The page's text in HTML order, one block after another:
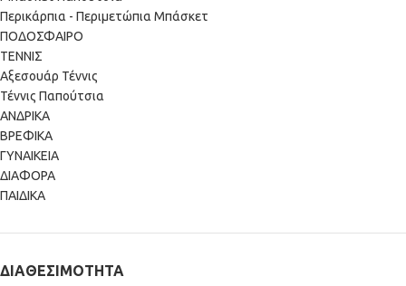
Περικάρπια - Περιμετώπια Μπάσκετ
ΠΟΔΟΣΦΑΙΡΟ
ΤΕΝΝΙΣ
Αξεσουάρ Τέννις
Τέννις Παπούτσια
ΑΝΔΡΙΚΑ
ΒΡΕΦΙΚΑ
ΓΥΝΑΙΚΕΙΑ
ΔΙΑΦΟΡΑ
ΠΑΙΔΙΚΑ
ΔΙΑΘΕΣΙΜΌΤΗΤΑ